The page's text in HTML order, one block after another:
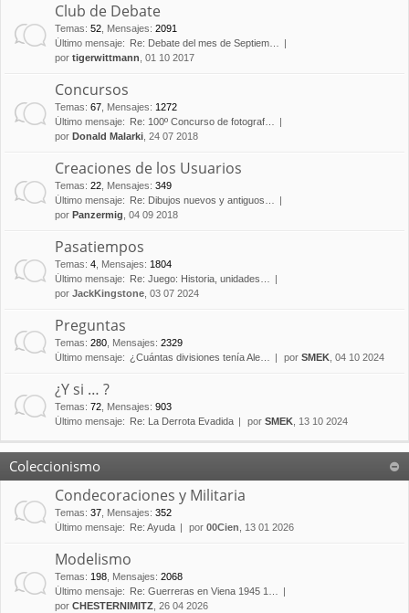
Club de Debate
Temas: 52 Mensajes: 2091
Último mensaje:
Re: Debate del mes de Septiem…
por tigerwittmann , 01 10 2017
Concursos
Temas: 67 Mensajes: 1272
Último mensaje:
Re: 100º Concurso de fotograf…
por Donald Malarki , 24 07 2018
Creaciones de los Usuarios
Temas: 22 Mensajes: 349
Último mensaje:
Re: Dibujos nuevos y antiguos…
por Panzermig , 04 09 2018
Pasatiempos
Temas: 4 Mensajes: 1804
Último mensaje:
Re: Juego: Historia, unidades…
por JackKingstone , 03 07 2024
Preguntas
Temas: 280 Mensajes: 2329
Último mensaje: ¿Cuántas divisiones tenía Ale… por SMEK , 04 10 2024
¿Y si … ?
Temas: 72 Mensajes: 903
Último mensaje:
Re: La Derrota Evadida por SMEK , 13 10 2024
Coleccionismo
Condecoraciones y Militaria
Temas: 37 Mensajes: 352
Último mensaje:
Re: Ayuda por 00Cien , 13 01 2026
Modelismo
Temas: 198 Mensajes: 2068
Último mensaje:
Re: Guerreras en Viena 1945 1…
por CHESTERNIMITZ , 26 04 2026